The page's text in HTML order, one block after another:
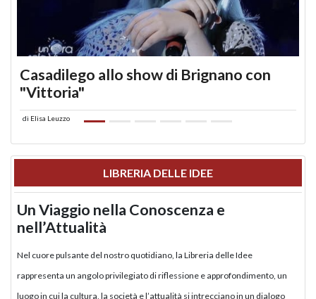
Casadilego allo show di Brignano con
"Vittoria"
di Elisa Leuzzo
LIBRERIA DELLE IDEE
Un Viaggio nella Conoscenza e
nell’Attualità
Nel cuore pulsante del nostro quotidiano, la Libreria delle Idee
rappresenta un angolo privilegiato di riflessione e approfondimento, un
luogo in cui la cultura, la società e l’attualità si intrecciano in un dialogo